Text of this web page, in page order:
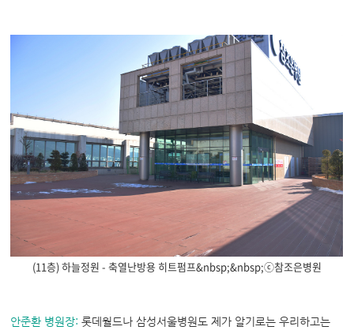
(11층) 하늘정원 - 축열난방용 히트펌프&nbsp;&nbsp;ⓒ참조은병원
안준환 병원장:롯데월드나 삼성서울병원도 제가 알기로는 우리하고는